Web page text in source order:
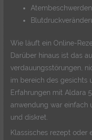
Wie läuft ein Online-
Darüber hinaus ist das
verdauungsstörungen,
im bereich des gesichts
Erfahrungen mit Aldara
anwendung war einfach
und diskret.
Klassisches rezept oder